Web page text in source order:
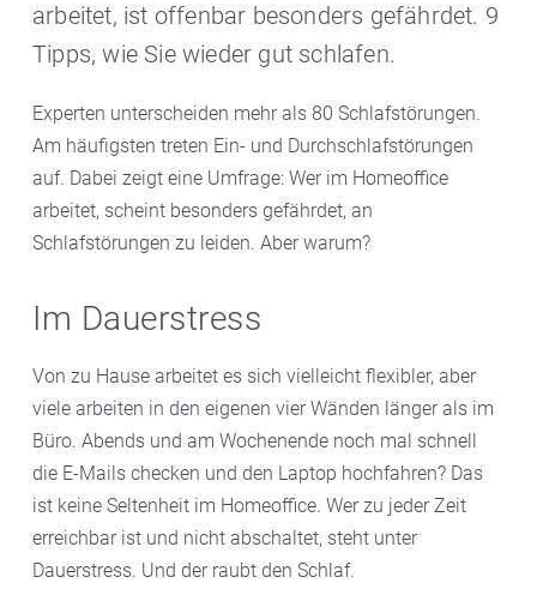
arbeitet, ist offenbar besonders gefährdet. 9
Tipps, wie Sie wieder gut schlafen.
Experten unterscheiden mehr als 80 Schlafstörungen.
Am häufigsten treten Ein- und Durchschlafstörungen
auf. Dabei zeigt eine Umfrage: Wer im Homeoffice
arbeitet, scheint besonders gefährdet, an
Schlafstörungen zu leiden. Aber warum?
Im Dauerstress
Von zu Hause arbeitet es sich vielleicht flexibler, aber
viele arbeiten in den eigenen vier Wänden länger als im
Büro. Abends und am Wochenende noch mal schnell
die E-Mails checken und den Laptop hochfahren? Das
ist keine Seltenheit im Homeoffice. Wer zu jeder Zeit
erreichbar ist und nicht abschaltet, steht unter
Dauerstress. Und der raubt den Schlaf.